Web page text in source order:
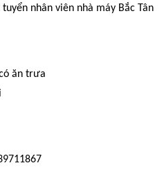
nhân viên nhà máy Bắc Tân
ăn trưa